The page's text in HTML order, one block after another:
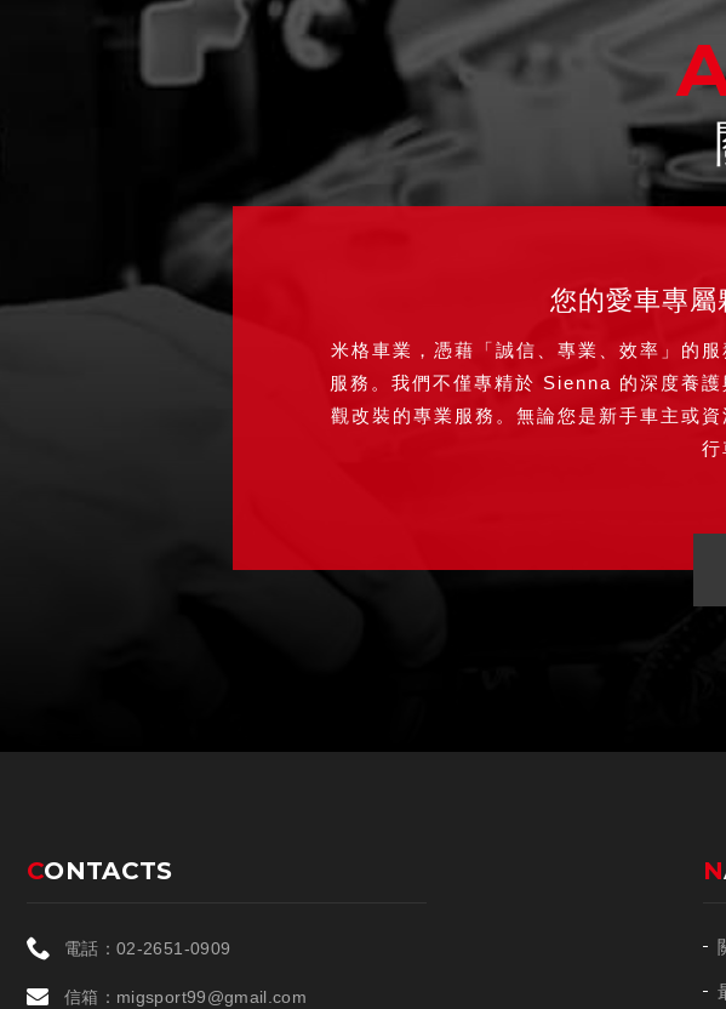
您的愛車專屬
米格車業，憑藉「誠信、專業、效率」的
服務。我們不僅專精於 Sienna 的深度養
觀改裝的專業服務。無論您是新手車主或
行
CONTACTS
電話：02-2651-0909
信箱： migsport99@gmail.com